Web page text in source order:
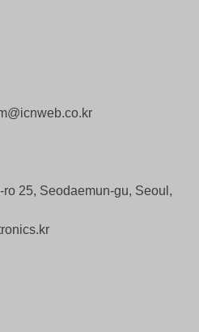
25, Seodaemun-gu, Seoul,